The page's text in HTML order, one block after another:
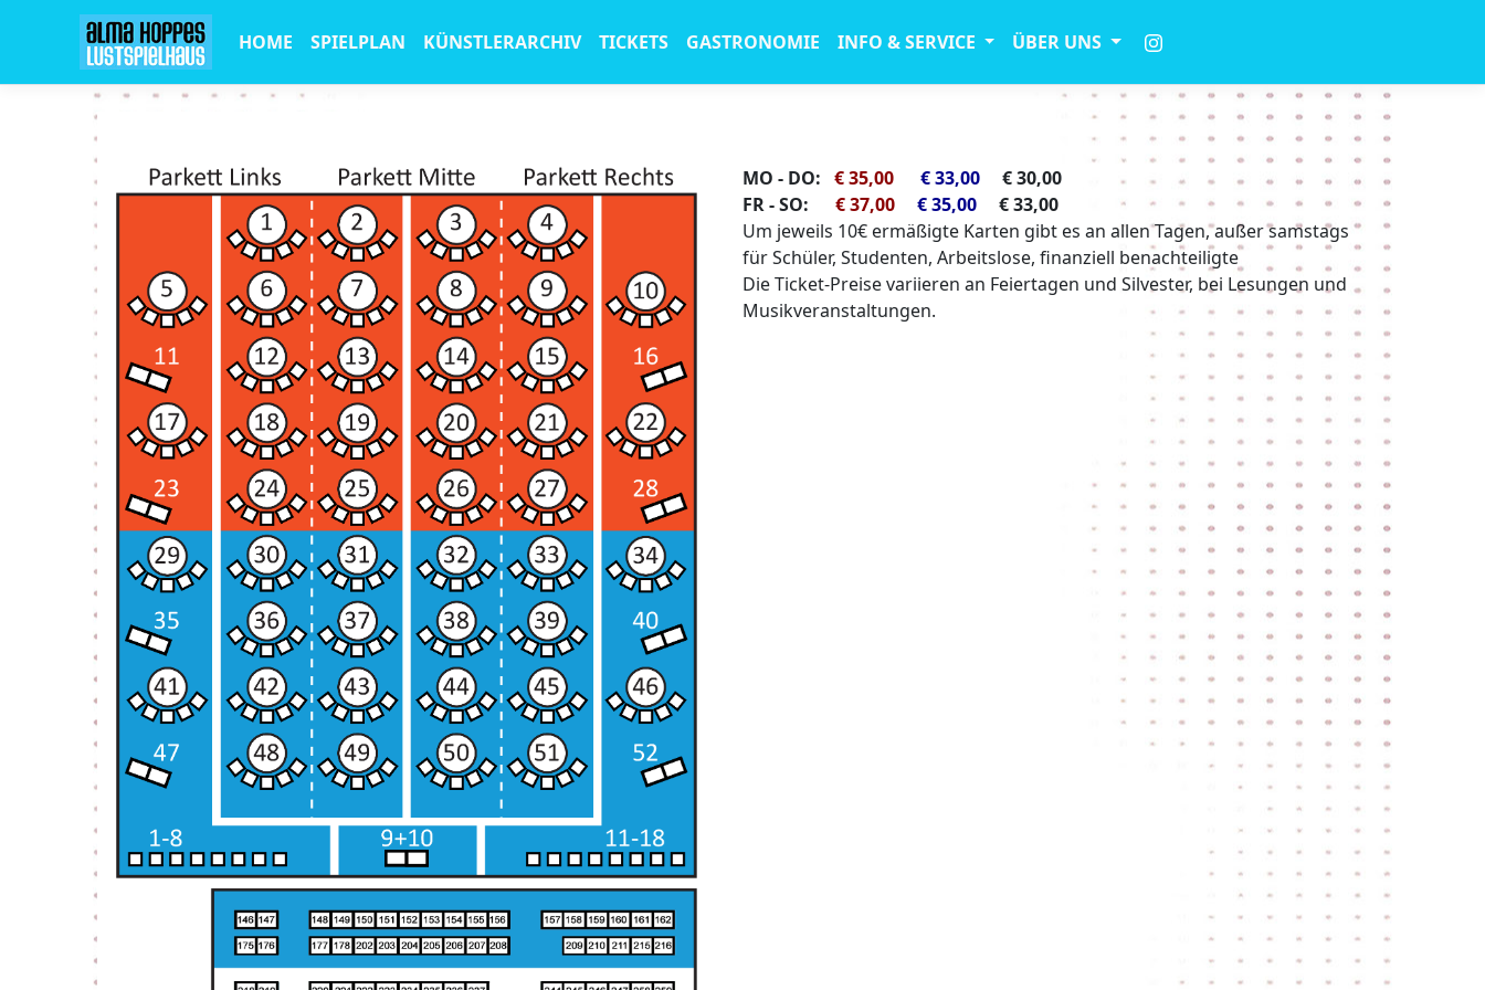
HOME SPIELPLAN KÜNSTLERARCHIV TICKETS GASTRONOMIE INFO & SERVICE ÜBER UNS
MO - DO: € 35,00 € 33,00
€ 30,00
FR - SO:
€ 37,00 € 35,00
€ 33,00
Um jeweils 10€ ermäßigte Karten gibt es an allen Tagen, außer samstags
für Schüler, Studenten, Arbeitslose, finanziell benachteiligte
Die Ticket-Preise variieren an Feiertagen und Silvester, bei Lesungen und
Musikveranstaltungen.